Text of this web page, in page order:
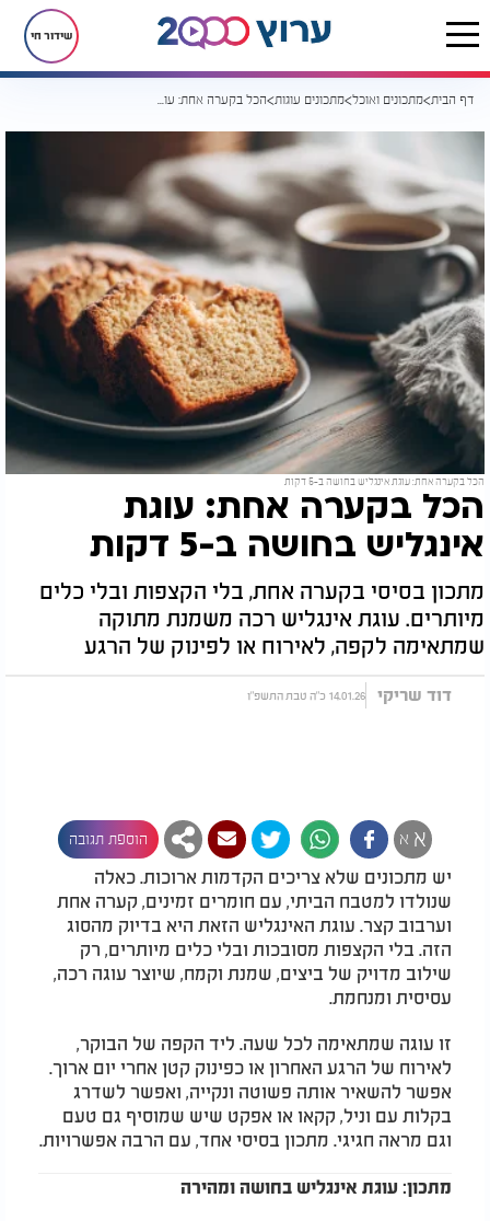
שידור חי
דף הבית מתכונים ואוכל מתכונים עוגות הכל בקערה אחת: עוגת אינגליש בחושה ב-5 דקות
הכל בקערה אחת: עוגת אינגליש בחושה ב-5 דקות
הכל בקערה אחת: עוגת
אינגליש בחושה ב-5 דקות
מתכון בסיסי בקערה אחת, בלי הקצפות ובלי כלים
מיותרים. עוגת אינגליש רכה משמנת מתוקה
שמתאימה לקפה, לאירוח או לפינוק של הרגע
דוד שריקי 14.01.26 כ"ה טבת התשפ"ו
א א הוספת תגובה
יש מתכונים שלא צריכים הקדמות ארוכות. כאלה
שנולדו למטבח הביתי, עם חומרים זמינים, קערה אחת
וערבוב קצר. עוגת האינגליש הזאת היא בדיוק מהסוג
הזה. בלי הקצפות מסובכות ובלי כלים מיותרים, רק
שילוב מדויק של ביצים, שמנת וקמח, שיוצר עוגה רכה,
עסיסית ומנחמת.
זו עוגה שמתאימה לכל שעה. ליד הקפה של הבוקר,
לאירוח של הרגע האחרון או כפינוק קטן אחרי יום ארוך.
אפשר להשאיר אותה פשוטה ונקייה, ואפשר לשדרג
בקלות עם וניל, קקאו או אפקט שיש שמוסיף גם טעם
וגם מראה חגיגי. מתכון בסיסי אחד, עם הרבה אפשרויות.
מתכון: עוגת אינגליש בחושה ומהירה